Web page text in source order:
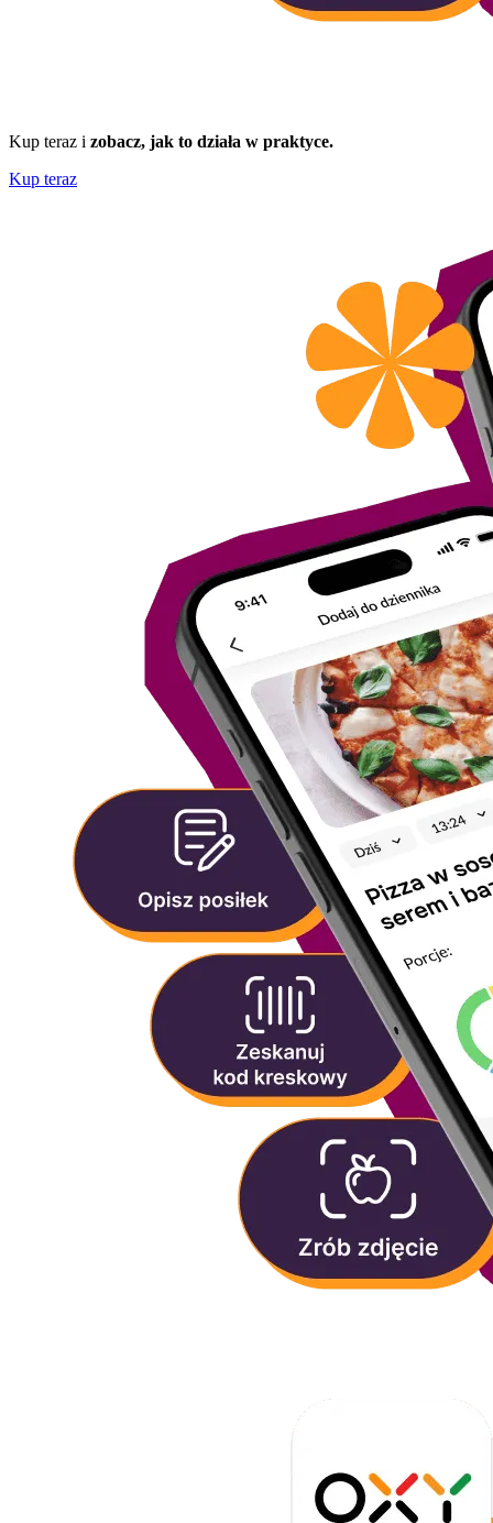
Kup teraz i zobacz, jak to działa w praktyce.
Kup teraz